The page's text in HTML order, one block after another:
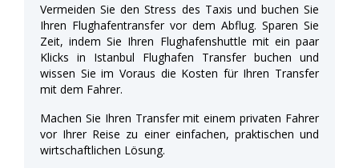
Vermeiden Sie den Stress des Taxis und buchen Sie
Ihren Flughafentransfer vor dem Abflug. Sparen Sie
Zeit, indem Sie Ihren Flughafenshuttle mit ein paar
Klicks in Istanbul Flughafen Transfer buchen und
wissen Sie im Voraus die Kosten für Ihren Transfer
mit dem Fahrer.
Machen Sie Ihren Transfer mit einem privaten Fahrer
vor Ihrer Reise zu einer einfachen, praktischen und
wirtschaftlichen Lösung.